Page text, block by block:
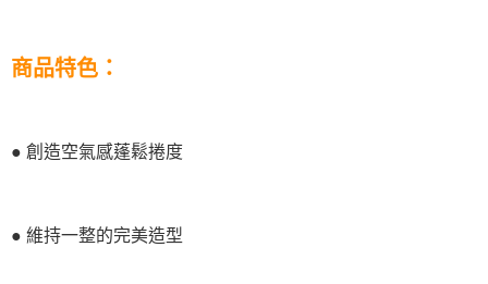
商品特色：
● 創造空氣感蓬鬆捲度
● 維持一整的完美造型